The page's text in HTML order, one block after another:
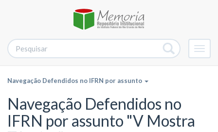
Navegação Defendidos no IFRN por assunto
Navegação Defendidos no
IFRN por assunto "V Mostra